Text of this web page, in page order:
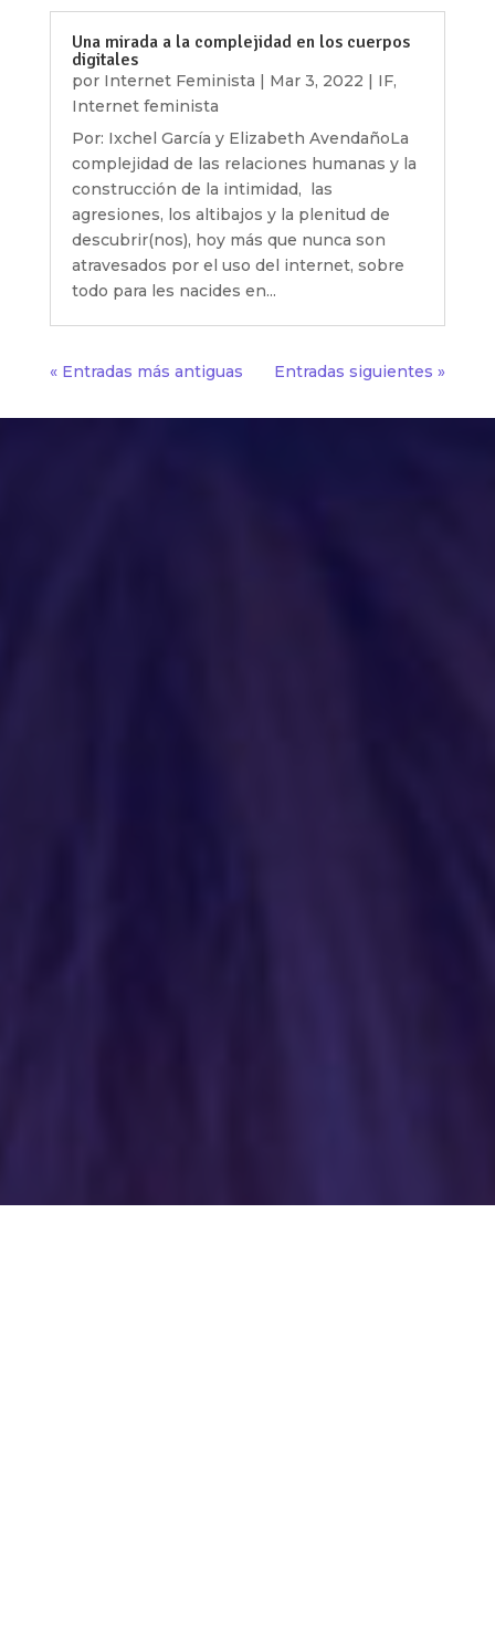
Una mirada a la complejidad en los cuerpos
digitales
por Internet Feminista | Mar 3, 2022 | IF,
Internet feminista
Por: Ixchel García y Elizabeth AvendañoLa
complejidad de las relaciones humanas y la
construcción de la intimidad, las
agresiones, los altibajos y la plenitud de
descubrir(nos), hoy más que nunca son
atravesados por el uso del internet, sobre
todo para les nacides en...
« Entradas más antiguas Entradas siguientes »